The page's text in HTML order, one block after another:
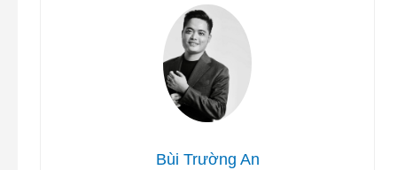
Bùi Trường An